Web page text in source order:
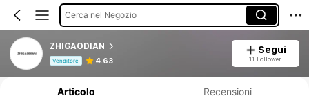
Cerca nel Negozio
ZHIGAODIAN
Venditore 4.63
Segui
11 Follower
Articolo Recensioni